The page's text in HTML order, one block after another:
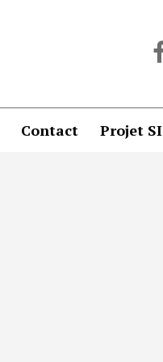
Contact Projet SI